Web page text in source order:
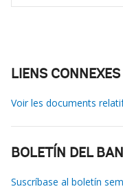
LIENS CONNEXES
Voir les documents
BOLETÍN DEL
Suscríbase al boletín